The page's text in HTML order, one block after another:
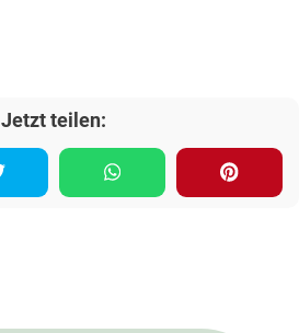
Jetzt teilen: